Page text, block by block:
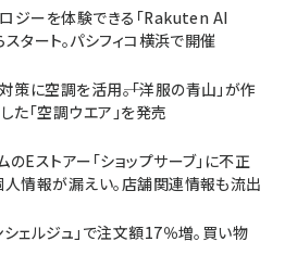
ジーを体験できる「Rakuten AI
タート。パシフィコ横浜で開催
に空調を活用――。「洋服の青山」が作
た「空調ウエア」を発売
Eストアー「ショップサーブ」に不正
人情報が漏えい。店舗関連情報も流出
ェルジュ」で注文額17％増。買い物